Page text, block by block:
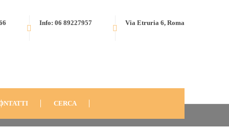
Via Etruria 6, Roma
Info: 06 89227957
CERCA